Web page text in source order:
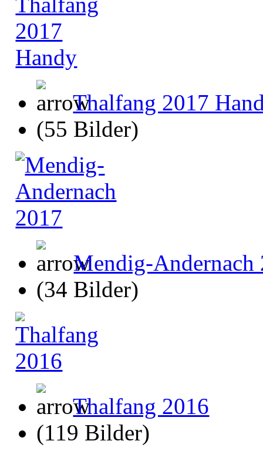
Thalfang 2017
(55 Bilder)
Mendig-Andernach
(34 Bilder)
Thalfang 2016
(119 Bilder)